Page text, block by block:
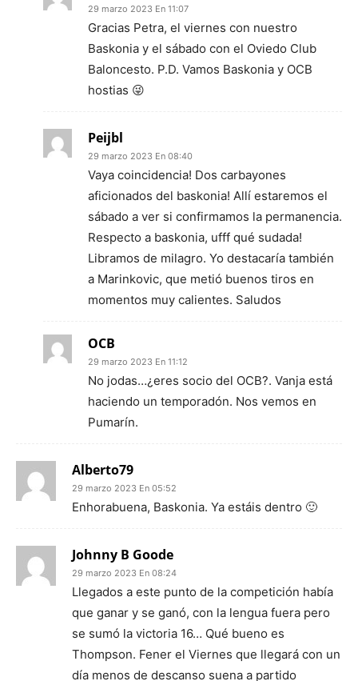
29 marzo 2023 En 11:07
Gracias Petra, el viernes con nuestro
Baskonia y el sábado con el Oviedo Club
Baloncesto. P.D. Vamos Baskonia y OCB
hostias 😜
Peijbl
29 marzo 2023 En 08:40
Vaya coincidencia! Dos carbayones
aficionados del baskonia! Allí estaremos el
sábado a ver si confirmamos la permanencia.
Respecto a baskonia, ufff qué sudada!
Libramos de milagro. Yo destacaría también
a Marinkovic, que metió buenos tiros en
momentos muy calientes. Saludos
OCB
29 marzo 2023 En 11:12
No jodas…¿eres socio del OCB?. Vanja está
haciendo un temporadón. Nos vemos en
Pumarín.
Alberto79
29 marzo 2023 En 05:52
Enhorabuena, Baskonia. Ya estáis dentro 🙂
Johnny B Goode
29 marzo 2023 En 08:24
Llegados a este punto de la competición había
que ganar y se ganó, con la lengua fuera pero
se sumó la victoria 16… Qué bueno es
Thompson. Fener el Viernes que llegará con un
día menos de descanso suena a partido